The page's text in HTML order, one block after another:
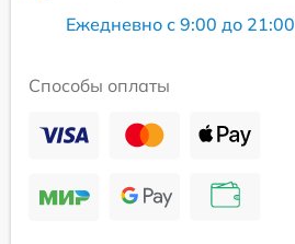
Ежедневно с 9:00 до 21:00
Способы оплаты